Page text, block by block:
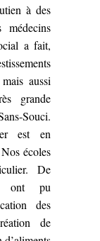
à des
médecins
a fait,
aussi
grande
Souci.
est en
Nos écoles
De
ont pu
des
de